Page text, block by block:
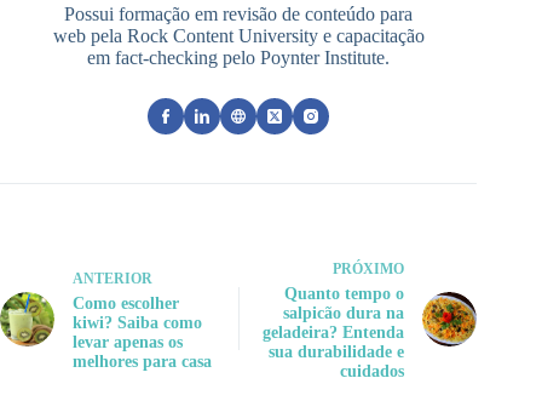
Possui formação em revisão de conteúdo para
web pela Rock Content University e capacitação
em fact-checking pelo Poynter Institute.
ANTERIOR
Como escolher
kiwi? Saiba como
levar apenas os
melhores para casa
PRÓXIMO
Quanto tempo o
salpicão dura na
geladeira? Entenda
sua durabilidade e
cuidados